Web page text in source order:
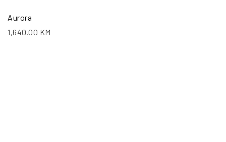
Aurora
1,640.00 KM